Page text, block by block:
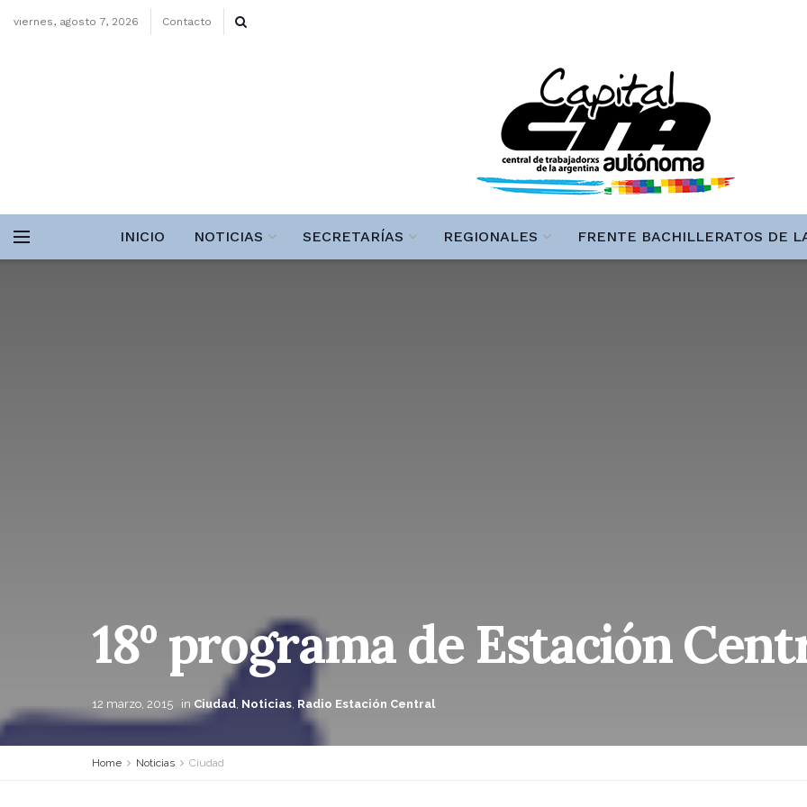
viernes, agosto 7, 2026 Contacto
INICIO NOTICIAS SECRETARÍAS REGIONALES FRENTE BACHILLERATOS DE
18º programa de Estación
12 marzo, 2015 in Ciudad, Noticias, Radio Estación Central
Home Noticias Ciudad